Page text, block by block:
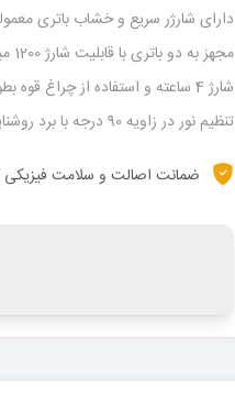
دارای شارژر سریع و خشاب باتری
مجهز به دو باتری با قابلیت شارژ 1200 میلی آمپرساعت
شارژ 4 ساعته و استفاده از چراغ قوه بطور مداوم بدون کاهش روشنایی
تنظیم نور در زاویه 90 درجه با برد روشنایی 200 تا 500 متر
ضمانت اصالت و سلامت فیزیکی